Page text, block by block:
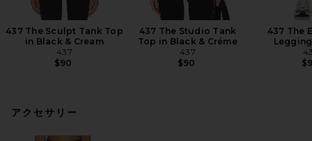
437 The Sculpt Tank Top
in Black & Cream
437
$90
437 The Studio Tank
Top in Black & Créme
437
$90
437 The
アクセサリー